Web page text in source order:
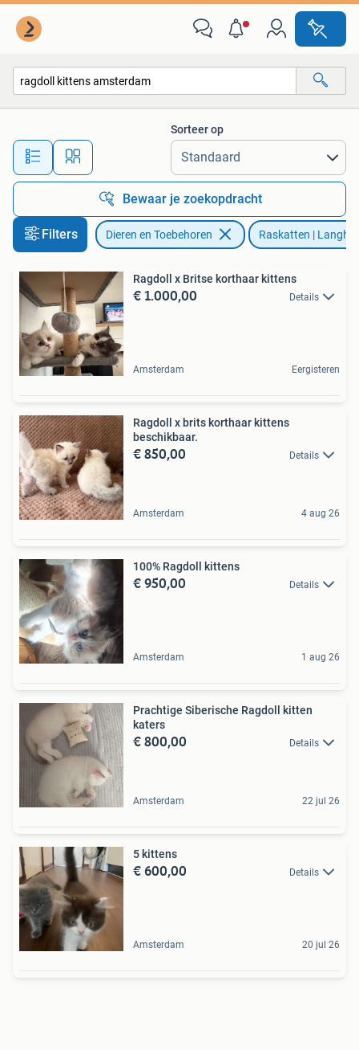
Alle afstanden…
Sorteer op
Bewaar je zoekopdracht
Filters Dieren en Toebehoren Raskatten |
Ragdoll x Britse korthaar kittens
€ 1.000,00 Details
Amsterdam Eergisteren
Ragdoll x brits korthaar kittens
beschikbaar.
€ 850,00 Details
Amsterdam 4 aug 26
100% Ragdoll kittens
€ 950,00 Details
Amsterdam 1 aug 26
Prachtige Siberische Ragdoll kitten
katers
€ 800,00 Details
Amsterdam 22 jul 26
5 kittens
€ 600,00 Details
Amsterdam 20 jul 26